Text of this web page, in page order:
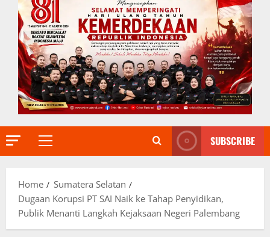
Primary
SUBSCRIBE
Home
Sumatera Selatan
Dugaan Korupsi PT SAI Naik ke Tahap Penyidikan,
Publik Menanti Langkah Kejaksaan Negeri Palembang